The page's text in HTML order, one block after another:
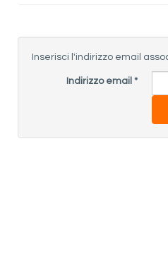
Inserisci l'indirizzo email
Indirizzo email *